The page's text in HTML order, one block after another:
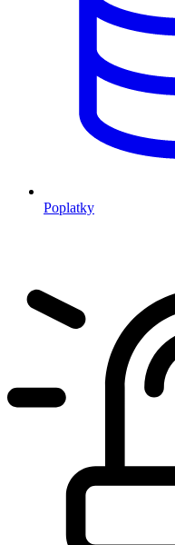
Poplatky